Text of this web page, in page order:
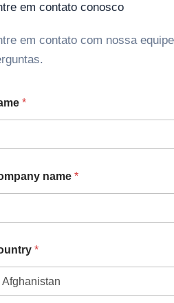
em contato conosco
em contato com nossa
*
name *
*